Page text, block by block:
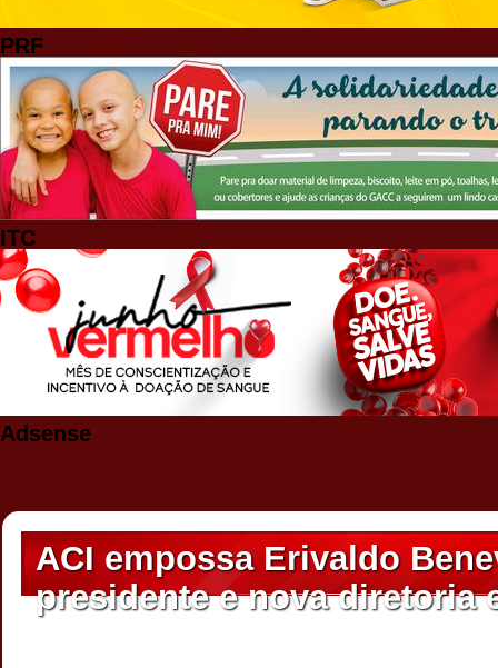
PRF
ITC
Adsense
ACI empossa Erivaldo
presidente e nova diretoria